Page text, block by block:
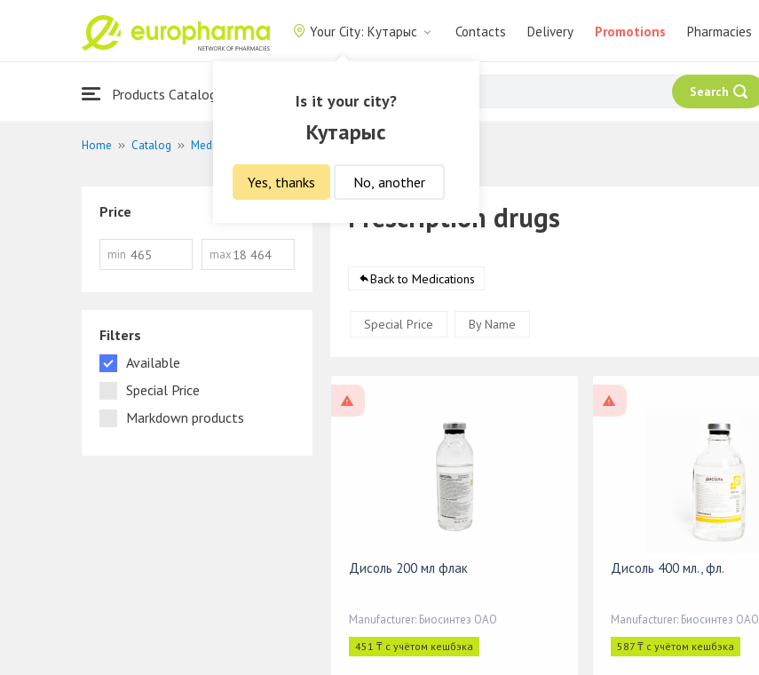
Your City: Кутарыс
Is it your city?
Кутарыс
Yes, thanks No, another
Contacts Delivery Promotions Pharmacies
About Us
Products Catalogue Search
Home Catalog Medications Prescription drugs
Price
min max
Filters
Available
Special Price
Markdown products
Prescription drugs
Back to Medications
Special Price By Name
Дисоль 200 мл флак
Manufacturer: Биосинтез ОАО
451 ₸ с учётом кешбэка
Дисоль 400 мл., фл.
Manufacturer: Биосинтез ОАО
587 ₸ с учётом кешбэка